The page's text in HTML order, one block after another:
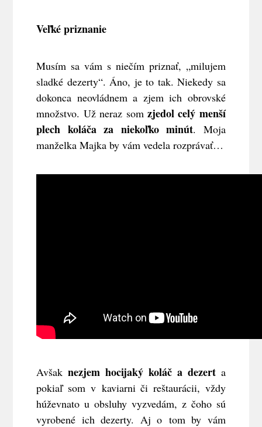
Veľké priznanie
Musím sa vám s niečím priznať, „milujem
sladké dezerty“. Áno, je to tak. Niekedy sa
dokonca neovládnem a zjem ich obrovské
množstvo. Už neraz som zjedol celý menší
plech koláča za niekoľko minút. Moja
manželka Majka by vám vedela rozprávať…
Avšaknezjem hocijaký koláč a dezert a
pokiaľ som v kaviarni či reštaurácii, vždy
húževnato u obsluhy vyzvedám, z čoho sú
vyrobené ich dezerty. Aj o tom by vám